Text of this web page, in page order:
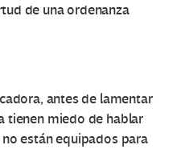
de una ordenanza
antes de lamentar
tienen miedo de hablar
están equipados para